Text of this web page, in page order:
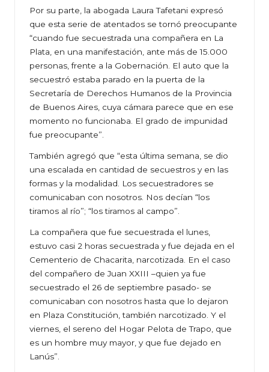
Por su parte, la abogada Laura Tafetani expresó
que esta serie de atentados se tornó preocupante
“cuando fue secuestrada una compañera en La
Plata, en una manifestación, ante más de 15.000
personas, frente a la Gobernación. El auto que la
secuestró estaba parado en la puerta de la
Secretaría de Derechos Humanos de la Provincia
de Buenos Aires, cuya cámara parece que en ese
momento no funcionaba. El grado de impunidad
fue preocupante”.
También agregó que “esta última semana, se dio
una escalada en cantidad de secuestros y en las
formas y la modalidad. Los secuestradores se
comunicaban con nosotros. Nos decían “los
tiramos al río”; “los tiramos al campo”.
La compañera que fue secuestrada el lunes,
estuvo casi 2 horas secuestrada y fue dejada en el
Cementerio de Chacarita, narcotizada. En el caso
del compañero de Juan XXIII –quien ya fue
secuestrado el 26 de septiembre pasado- se
comunicaban con nosotros hasta que lo dejaron
en Plaza Constitución, también narcotizado. Y el
viernes, el sereno del Hogar Pelota de Trapo, que
es un hombre muy mayor, y que fue dejado en
Lanús”.